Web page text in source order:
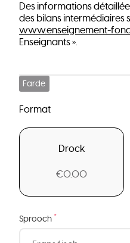
Des informations
des bilans intermédiaires
www.enseignement-
Enseignants ».
Farde
Format
Drock
€0.00
Sprooch *